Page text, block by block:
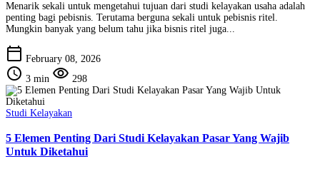
Menarik sekali untuk mengetahui tujuan dari studi kelayakan usaha adalah
penting bagi pebisnis. Terutama berguna sekali untuk pebisnis ritel.
Mungkin banyak yang belum tahu jika bisnis ritel juga...
calendar_today February 08, 2026
schedule 3 min visibility 298
Studi Kelayakan
5 Elemen Penting Dari Studi Kelayakan Pasar Yang Wajib
Untuk Diketahui